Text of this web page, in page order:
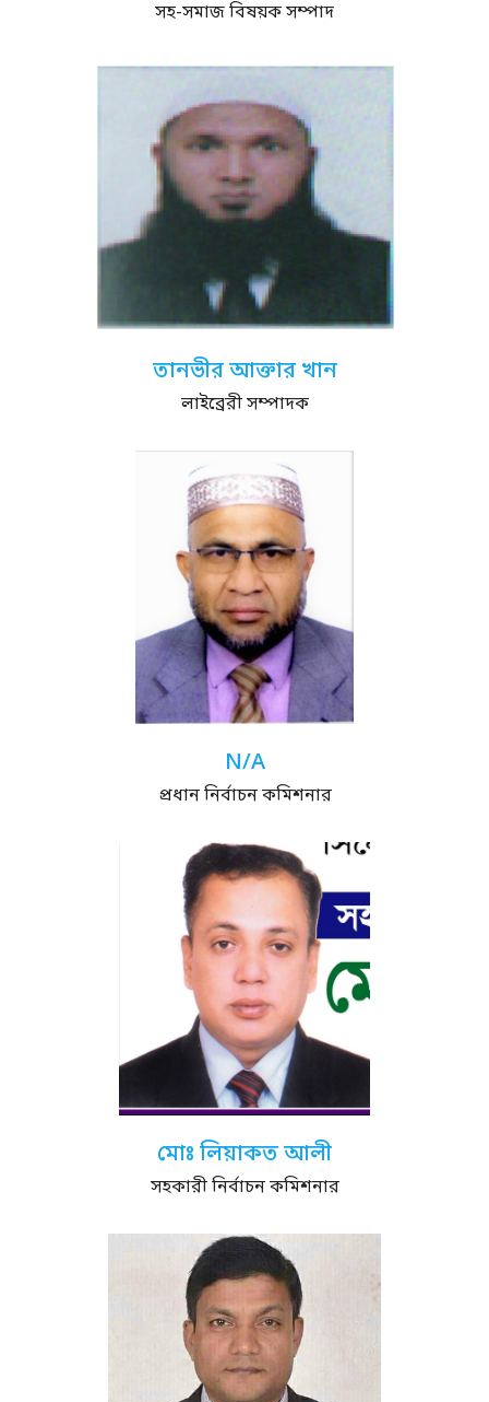
সহ-সমাজ বিষয়ক সম্পাদ
তানভীর আক্তার খান
লাইব্রেরী সম্পাদক
N/A
প্রধান নির্বাচন কমিশনার
মোঃ লিয়াকত আলী
সহকারী নির্বাচন কমিশনার